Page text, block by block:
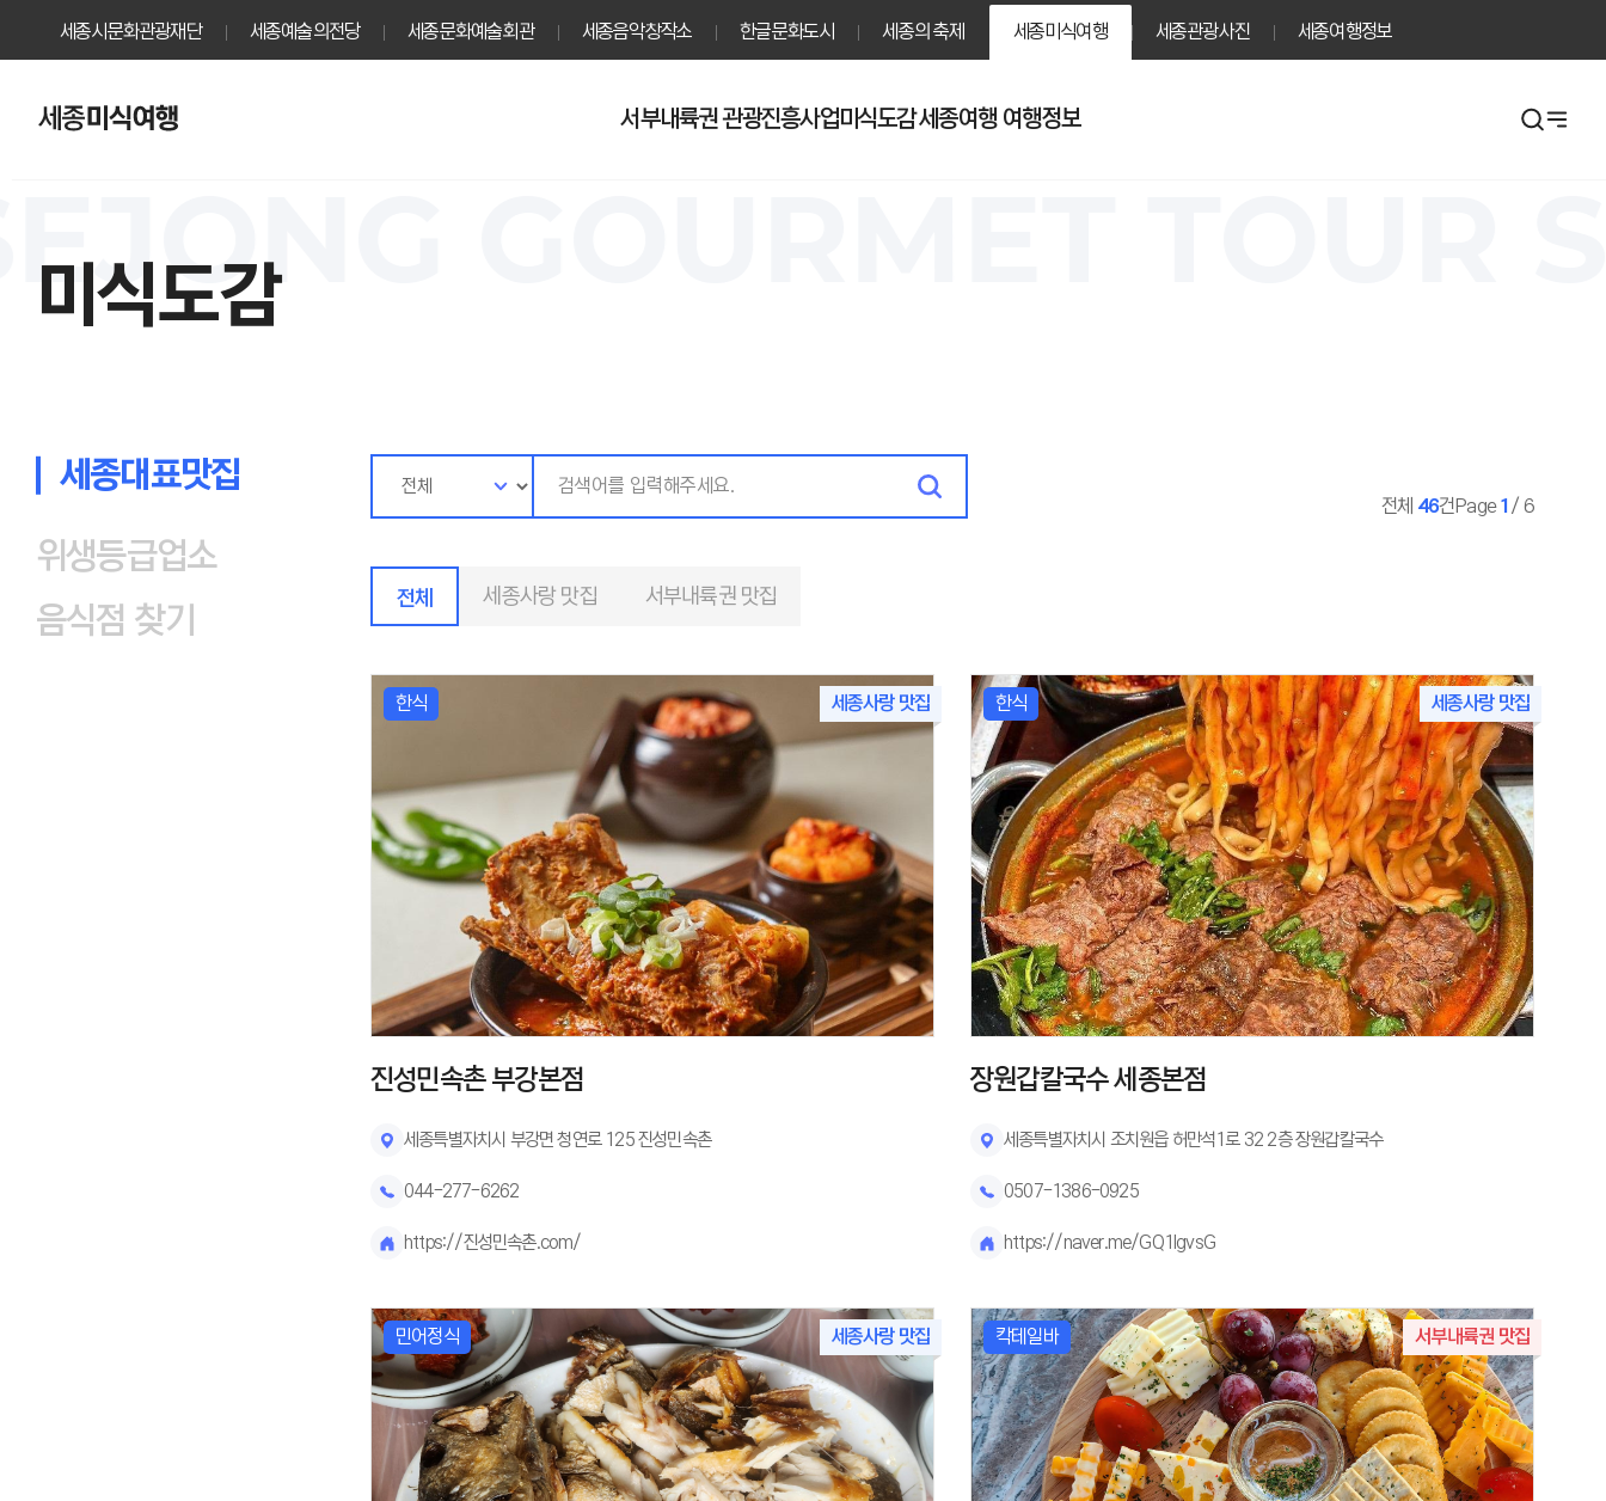
세종시문화관광재단 세종예술의전당 세종문화예술회관 세종음악창작소 한글문화도시 세종의 축제 세종미식여행 세종관광사진 세종여행정보
서부내륙권 관광진흥사업미식도감세종여행 여행정보
사
GOURMET TOUR
미식도감
세종대표맛집
위생등급업소
음식점 찾기
전체 46건 Page1 / 6
전체 세종사랑 맛집 서부내륙권 맛집
한식 세종사랑 맛집
진성민속촌 부강본점
세종특별자치시 부강면 청연로 125 진성민속촌
044-277-6262
https://진성민속촌.com/
한식 세종사랑 맛집
장원갑칼국수 세종본점
세종특별자치시 조치원읍 허만석1로 32 2층 장원갑칼국수
0507-1386-0925
https://naver.me/GQ1lgvsG
민어정식 세종사랑 맛집 칵테일바 서부내륙권 맛집